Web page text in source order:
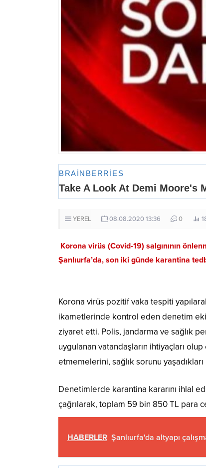
YEREL 08.08.2020 13:36 0
Korona virüs (Covid-19) salgınının
Şanlıurfa’da, son iki günde karantina
Korona virüs pozitif vaka tespiti
ikametlerinde kontrol eden denetim
ziyaret etti. Polis, jandarma ve sağlık
uygulanan vatandaşların ihtiyaçları olup
etmemelerini, sağlık sorunu yaşadıkları
Denetimlerde karantina kararını ihlal
çağrılarak, toplam 59 bin 850 TL para
HABERLER Şanlıurfa'da altyapı